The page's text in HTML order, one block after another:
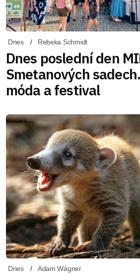
Dnes Rebeka Schmidt
Dnes poslední den
Smetanových
móda a festival
Dnes Adam Wágner